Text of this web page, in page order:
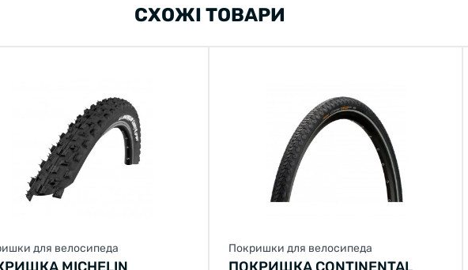
СХОЖІ ТОВАРИ
для велосипеда Покришки для велосипеда